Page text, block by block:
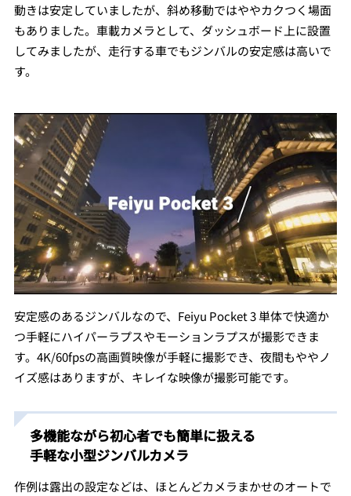
動きは安定していましたが、斜め移動ではややカクつく場面
もありました。車載カメラとして、ダッシュボード上に設置
してみましたが、走行する車でもジンバルの安定感は高いで
す。
安定感のあるジンバルなので、Feiyu Pocket 3 単体で快適か
つ手軽にハイパーラプスやモーションラプスが撮影できま
す。4K/60fpsの高画質映像が手軽に撮影でき、夜間もややノ
イズ感はありますが、キレイな映像が撮影可能です。
多機能ながら初心者でも簡単に扱える
手軽な小型ジンバルカメラ
作例は露出の設定などは、ほとんどカメラまかせのオートで